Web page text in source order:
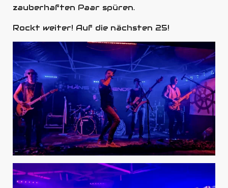
zauberhaften Paar spüren.
Rockt weiter! Auf die nächsten 25!